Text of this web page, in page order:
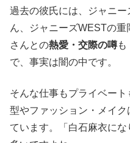
過去の彼氏には、ジャニ
ん、ジャニーズWESTの
さんとの熱愛・交際の噂も
で、事実は闇の中です。
そんな仕事もプライベー
型やファッション・メイ
ています。「白石麻衣に